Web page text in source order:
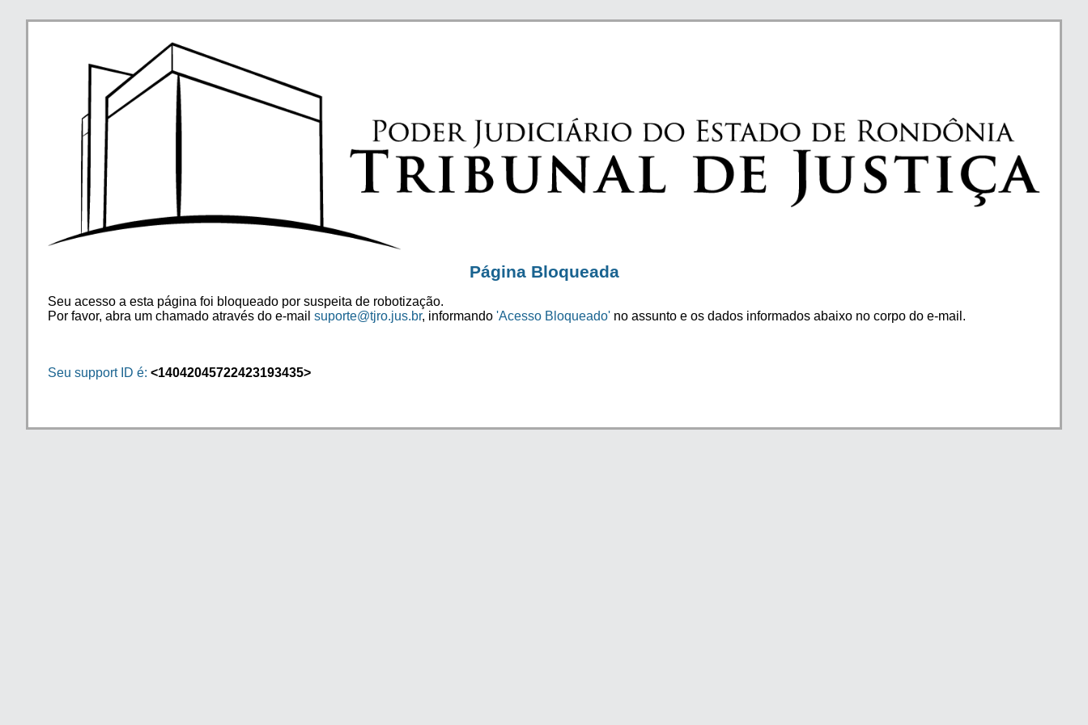
Página Bloqueada
Seu acesso a esta página foi bloqueado por suspeita de robotização.
Por favor, abra um chamado através do e-mail suporte@tjro.jus.br, informando 'Acesso Bloqueado' no assunto e os dados informados abaixo no corpo do e-mail.
Seu support ID é: <14042045722423193435>